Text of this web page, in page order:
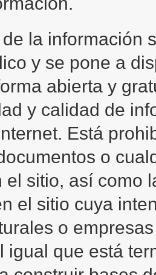
la información
y se pone a
abierta y
y calidad de
Está
o
el sitio, así como
el sitio cuya
o
igual que está